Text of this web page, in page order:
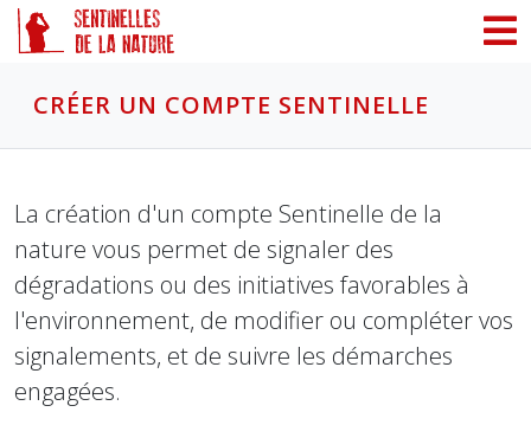
CRÉER UN COMPTE SENTINELLE
La création d'un compte Sentinelle de la
nature vous permet de signaler des
dégradations ou des initiatives favorables à
l'environnement, de modifier ou compléter vos
signalements, et de suivre les démarches
engagées.
Panneau de gestion des cookies